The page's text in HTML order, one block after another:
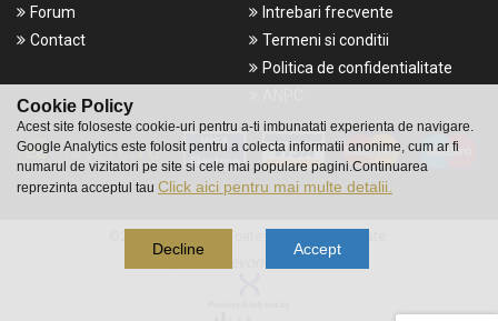
Cookie Policy
Acest site foloseste cookie-uri pentru a-ti imbunatati experienta de navigare.
Google Analytics este folosit pentru a colecta informatii anonime, cum ar fi
numarul de vizitatori pe site si cele mai populare pagini.Continuarea
reprezinta acceptul tau Click aici pentru mai multe detalii.
Decline Accept
Forum
Contact
Intrebari frecvente
Termeni si conditii
Politica de confidentialitate
DNA